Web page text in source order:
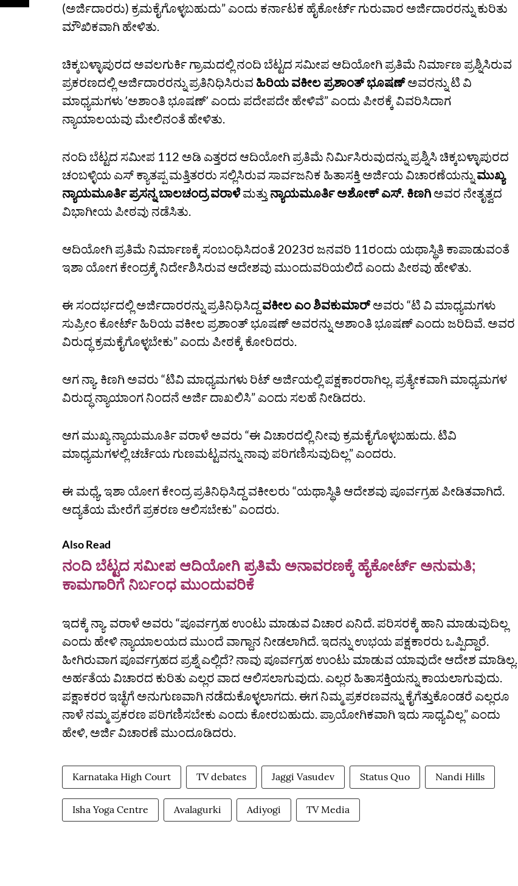
(ಅರ್ಜಿದಾರರು) ಕ್ರಮಕೈಗೊಳ್ಳಬಹುದು” ಎಂದು ಕರ್ನಾಟಕ ಹೈಕೋರ್ಟ್‌ ಗುರುವಾರ ಅರ್ಜಿದಾರರನ್ನು ಕುರಿತು
ಮೌಖಿಕವಾಗಿ ಹೇಳಿತು.
ಚಿಕ್ಕಬಳ್ಳಾಪುರದ ಅವಲಗುರ್ಕಿ ಗ್ರಾಮದಲ್ಲಿ ನಂದಿ ಬೆಟ್ಟದ ಸಮೀಪ ಆದಿಯೋಗಿ ಪ್ರತಿಮೆ ನಿರ್ಮಾಣ ಪ್ರಶ್ನಿಸಿರುವ
ಪ್ರಕರಣದಲ್ಲಿ ಅರ್ಜಿದಾರರನ್ನು ಪ್ರತಿನಿಧಿಸಿರುವ ಹಿರಿಯ ವಕೀಲ ಪ್ರಶಾಂತ್‌ ಭೂಷಣ್‌ಅವರನ್ನು ಟಿ ವಿ
ಮಾಧ್ಯಮಗಳು ʼಅಶಾಂತಿ ಭೂಷಣ್‌ʼ ಎಂದು ಪದೇಪದೇ ಹೇಳಿವೆ” ಎಂದು ಪೀಠಕ್ಕೆ ವಿವರಿಸಿದಾಗ
ನ್ಯಾಯಾಲಯವು ಮೇಲಿನಂತೆ ಹೇಳಿತು.
ನಂದಿ ಬೆಟ್ಟದ ಸಮೀಪ 112 ಅಡಿ ಎತ್ತರದ ಆದಿಯೋಗಿ ಪ್ರತಿಮೆ ನಿರ್ಮಿಸಿರುವುದನ್ನು ಪ್ರಶ್ನಿಸಿ ಚಿಕ್ಕಬಳ್ಳಾಪುರದ
ಚಂಬಳ್ಳಿಯ ಎಸ್‌ ಕ್ಯಾತಪ್ಪ ಮತ್ತಿತರರು ಸಲ್ಲಿಸಿರುವ ಸಾರ್ವಜನಿಕ ಹಿತಾಸಕ್ತಿ ಅರ್ಜಿಯ ವಿಚಾರಣೆಯನ್ನು ಮುಖ್ಯ
ನ್ಯಾಯಮೂರ್ತಿ ಪ್ರಸನ್ನ ಬಾಲಚಂದ್ರ ವರಾಳೆಮತ್ತು ನ್ಯಾಯಮೂರ್ತಿ ಅಶೋಕ್‌ ಎಸ್.‌ ಕಿಣಗಿ ಅವರ ನೇತೃತ್ವದ
ವಿಭಾಗೀಯ ಪೀಠವು ನಡೆಸಿತು.
ಆದಿಯೋಗಿ ಪ್ರತಿಮೆ ನಿರ್ಮಾಣಕ್ಕೆ ಸಂಬಂಧಿಸಿದಂತೆ 2023ರ ಜನವರಿ 11ರಂದು ಯಥಾಸ್ಥಿತಿ ಕಾಪಾಡುವಂತೆ
ಇಶಾ ಯೋಗ ಕೇಂದ್ರಕ್ಕೆ ನಿರ್ದೇಶಿಸಿರುವ ಆದೇಶವು ಮುಂದುವರಿಯಲಿದೆ ಎಂದು ಪೀಠವು ಹೇಳಿತು.
ಈ ಸಂದರ್ಭದಲ್ಲಿ ಅರ್ಜಿದಾರರನ್ನು ಪ್ರತಿನಿಧಿಸಿದ್ದ ವಕೀಲ ಎಂ ಶಿವಕುಮಾರ್‌ಅವರು “ಟಿ ವಿ ಮಾಧ್ಯಮಗಳು
ಸುಪ್ರೀಂ ಕೋರ್ಟ್‌ ಹಿರಿಯ ವಕೀಲ ಪ್ರಶಾಂತ್‌ ಭೂಷಣ್‌ ಅವರನ್ನು ಅಶಾಂತಿ ಭೂಷಣ್‌ ಎಂದು ಜರಿದಿವೆ. ಅವರ
ವಿರುದ್ಧ ಕ್ರಮಕೈಗೊಳ್ಳಬೇಕು” ಎಂದು ಪೀಠಕ್ಕೆ ಕೋರಿದರು.
ಆಗ ನ್ಯಾ. ಕಿಣಗಿ ಅವರು “ಟಿವಿ ಮಾಧ್ಯಮಗಳು ರಿಟ್‌ ಅರ್ಜಿಯಲ್ಲಿ ಪಕ್ಷಕಾರರಾಗಿಲ್ಲ. ಪ್ರತ್ಯೇಕವಾಗಿ ಮಾಧ್ಯಮಗಳ
ವಿರುದ್ಧ ನ್ಯಾಯಾಂಗ ನಿಂದನೆ ಅರ್ಜಿ ದಾಖಲಿಸಿ” ಎಂದು ಸಲಹೆ ನೀಡಿದರು.
ಆಗ ಮುಖ್ಯ ನ್ಯಾಯಮೂರ್ತಿ ವರಾಳೆ ಅವರು “ಈ ವಿಚಾರದಲ್ಲಿ ನೀವು ಕ್ರಮಕೈಗೊಳ್ಳಬಹುದು. ಟಿವಿ
ಮಾಧ್ಯಮಗಳಲ್ಲಿ ಚರ್ಚೆಯ ಗುಣಮಟ್ಟವನ್ನು ನಾವು ಪರಿಗಣಿಸುವುದಿಲ್ಲ” ಎಂದರು.
ಈ ಮಧ್ಯೆ, ಇಶಾ ಯೋಗ ಕೇಂದ್ರ ಪ್ರತಿನಿಧಿಸಿದ್ದ ವಕೀಲರು “ಯಥಾಸ್ಥಿತಿ ಆದೇಶವು ಪೂರ್ವಗ್ರಹ ಪೀಡಿತವಾಗಿದೆ.
ಆದ್ಯತೆಯ ಮೇರೆಗೆ ಪ್ರಕರಣ ಆಲಿಸಬೇಕು” ಎಂದರು.
Also Read
ನಂದಿ ಬೆಟ್ಟದ ಸಮೀಪ ಆದಿಯೋಗಿ ಪ್ರತಿಮೆ ಅನಾವರಣಕ್ಕೆ ಹೈಕೋರ್ಟ್‌ ಅನುಮತಿ;
ಕಾಮಗಾರಿಗೆ ನಿರ್ಬಂಧ ಮುಂದುವರಿಕೆ
ಇದಕ್ಕೆ ನ್ಯಾ. ವರಾಳೆ ಅವರು “ಪೂರ್ವಗ್ರಹ ಉಂಟು ಮಾಡುವ ವಿಚಾರ ಏನಿದೆ. ಪರಿಸರಕ್ಕೆ ಹಾನಿ ಮಾಡುವುದಿಲ್ಲ
ಎಂದು ಹೇಳಿ ನ್ಯಾಯಾಲಯದ ಮುಂದೆ ವಾಗ್ದಾನ ನೀಡಲಾಗಿದೆ. ಇದನ್ನು ಉಭಯ ಪಕ್ಷಕಾರರು ಒಪ್ಪಿದ್ದಾರೆ.
ಹೀಗಿರುವಾಗ ಪೂರ್ವಗ್ರಹದ ಪ್ರಶ್ನೆ ಎಲ್ಲಿದೆ? ನಾವು ಪೂರ್ವಗ್ರಹ ಉಂಟು ಮಾಡುವ ಯಾವುದೇ ಆದೇಶ ಮಾಡಿಲ್ಲ.
ಅರ್ಹತೆಯ ವಿಚಾರದ ಕುರಿತು ಎಲ್ಲರ ವಾದ ಆಲಿಸಲಾಗುವುದು. ಎಲ್ಲರ ಹಿತಾಸಕ್ತಿಯನ್ನು ಕಾಯಲಾಗುವುದು.
ಪಕ್ಷಾಕರರ ಇಚ್ಛೆಗೆ ಅನುಗುಣವಾಗಿ ನಡೆದುಕೊಳ್ಳಲಾಗದು. ಈಗ ನಿಮ್ಮ ಪ್ರಕರಣವನ್ನು ಕೈಗೆತ್ತುಕೊಂಡರೆ ಎಲ್ಲರೂ
ನಾಳೆ ನಮ್ಮ ಪ್ರಕರಣ ಪರಿಗಣಿಸಬೇಕು ಎಂದು ಕೋರಬಹುದು. ಪ್ರಾಯೋಗಿಕವಾಗಿ ಇದು ಸಾಧ್ಯವಿಲ್ಲ” ಎಂದು
ಹೇಳಿ, ಅರ್ಜಿ ವಿಚಾರಣೆ ಮುಂದೂಡಿದರು.
Karnataka High Court TV debates Jaggi Vasudev Status Quo Nandi Hills
Isha Yoga Centre Avalagurki Adiyogi TV Media